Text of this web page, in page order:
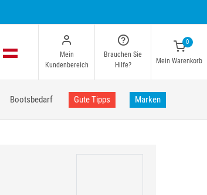
Mein
Kundenbereich
Brauchen Sie
Hilfe?
0
Mein Warenkorb
Bootsbedarf Gute Tipps Marken